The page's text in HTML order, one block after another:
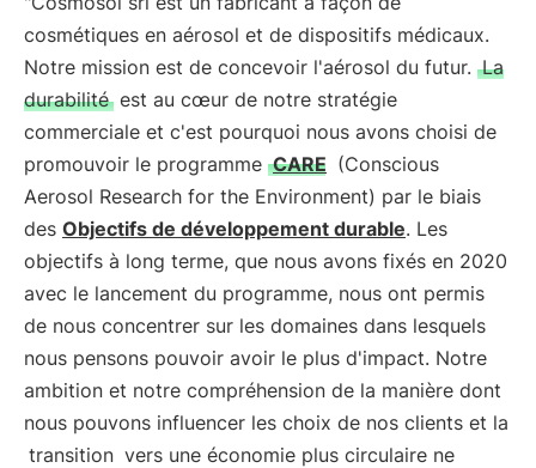
cosmétiques en aérosol et de dispositifs médicaux.
Notre mission est de concevoir l'aérosol du futur. La
durabilité est au cœur de notre stratégie
commerciale et c'est pourquoi nous avons choisi de
promouvoir le programme CARE (Conscious
Aerosol Research for the Environment) par le biais
des Objectifs de développement durable. Les
objectifs à long terme, que nous avons fixés en 2020
avec le lancement du programme, nous ont permis
de nous concentrer sur les domaines dans lesquels
nous pensons pouvoir avoir le plus d'impact. Notre
ambition et notre compréhension de la manière dont
nous pouvons influencer les choix de nos clients et la
transition vers une économie plus circulaire ne